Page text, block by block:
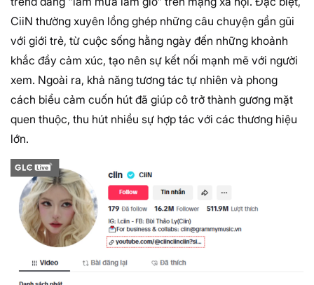
CiiN thường xuyên lồng ghép những câu chuyện gần gũi
với giới trẻ, từ cuộc sống hằng ngày đến những khoảnh
khắc đầy cảm xúc, tạo nên sự kết nối mạnh mẽ với người
xem. Ngoài ra, khả năng tương tác tự nhiên và phong
cách biểu cảm cuốn hút đã giúp cô trở thành gương mặt
quen thuộc, thu hút nhiều sự hợp tác với các thương hiệu
lớn.